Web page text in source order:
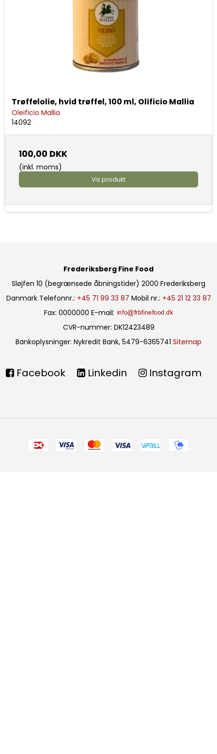
Trøffelolie, hvid trøffel, 100 ml, Olificio Mallia
Oleificio Mallia
14092
100,00 DKK
(inkl. moms)
Vis produkt
Frederiksberg Fine Food
Sløjfen 10 (begrænsede åbningstider) 2000 Frederiksberg
Danmark Telefonnr.: +45 71 99 33 87 Mobil nr.: +45 21 12 33 87
Fax: 0000000 E-mail:
CVR-nummer: DK12423489
Bankoplysninger: Nykredit Bank, 5479-6365741 Sitemap
Facebook Linkedin Instagram